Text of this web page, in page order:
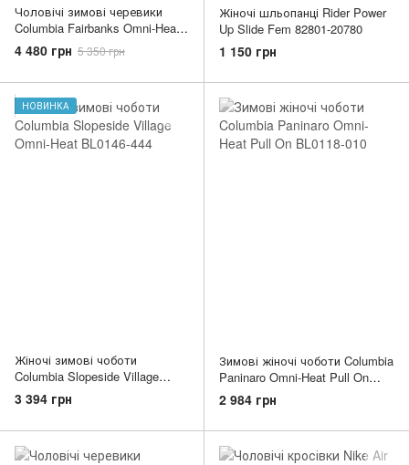
Чоловічі зимові черевики
Columbia Fairbanks Omni-Heat
bm2806-384
4 480 грн 5 350 грн
Жіночі шльопанці Rider Power
Up Slide Fem 82801-20780
1 150 грн
НОВИНКА
Жіночі зимові чоботи
Columbia Slopeside Village
Omni-Heat BL0146-444
3 394 грн
Зимові жіночі чоботи Columbia
Paninaro Omni-Heat Pull On
BL0118-010
2 984 грн